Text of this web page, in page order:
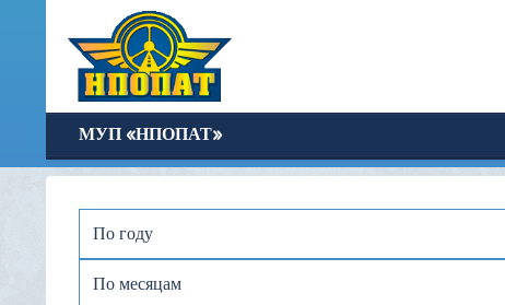
МУП «НПОПАТ»
По году
По месяцам